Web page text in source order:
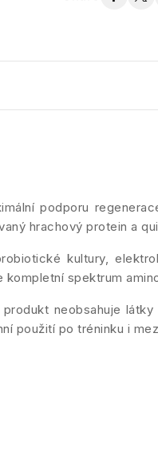
podporu
hrachový protein a
kultury,
spektrum
neobsahuje
použití po tréninku i